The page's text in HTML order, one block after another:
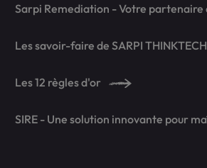
Les savoir-faire de SARPI THINKTECH
Les 12 règles d'or